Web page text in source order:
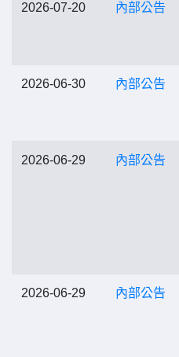
2026-07-20 內部公告
2026-06-30 內部公告
2026-06-29 內部公告
2026-06-29 內部公告